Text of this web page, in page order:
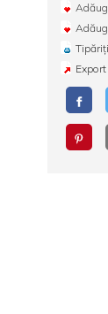
Tipăriți